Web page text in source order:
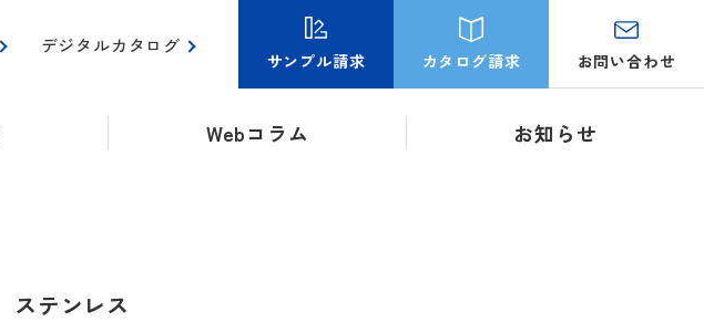
Webコラム お知らせ
デジタルカタログ
サンプル請求 カタログ請求 お問い合わせ
ステンレス